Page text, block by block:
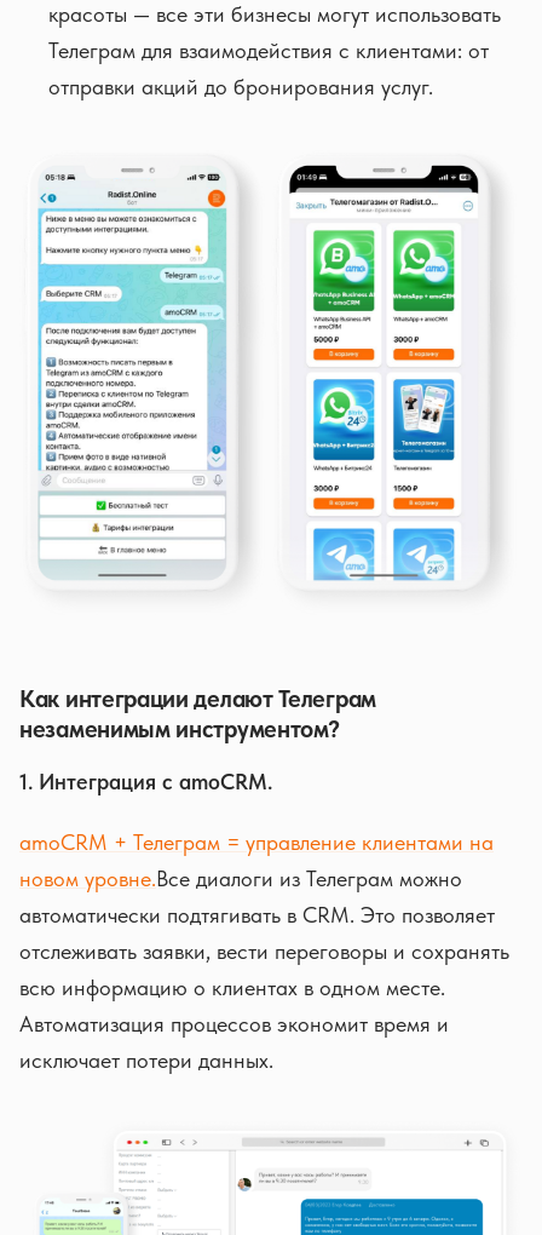
красоты — все эти бизнесы могут использовать
Телеграм для взаимодействия с клиентами: от
отправки акций до бронирования услуг.
Как интеграции делают Телеграм
незаменимым инструментом?
1. Интеграция с amoCRM.
amoCRM + Телеграм = управление клиентами на
новом уровне.Все диалоги из Телеграм можно
автоматически подтягивать в CRM. Это позволяет
отслеживать заявки, вести переговоры и сохранять
всю информацию о клиентах в одном месте.
Автоматизация процессов экономит время и
исключает потери данных.